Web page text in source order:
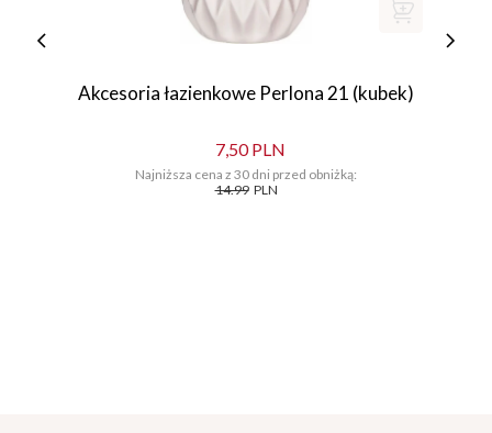
Akcesoria łazienkowe Perlona 21 (kubek)
7,50 PLN
Najniższa cena z 30 dni przed obniżką:
14.99 PLN